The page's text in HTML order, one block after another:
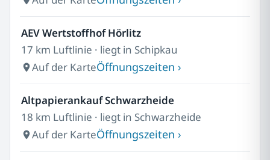
AEV Wertstoffhof Hörlitz
17 km Luftlinie · liegt in Schipkau
Auf der KarteÖffnungszeiten ›
Altpapierankauf Schwarzheide
18 km Luftlinie · liegt in Schwarzheide
Auf der KarteÖffnungszeiten ›